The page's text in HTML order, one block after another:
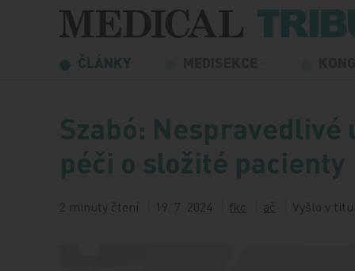
Přeskočit na obsah
ČLÁNKY
Szabó:
péči o složité pacienty
2 minuty čtení 19. 7. 2024 fkc ač Vyšlo v